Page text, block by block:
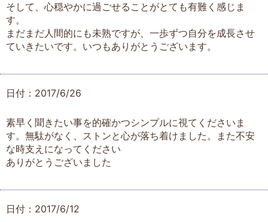
そして、心穏やかに過ごせることがとても有難く感じま
す。
まだまだ人間的にも未熟ですが、一歩ずつ自分を成長させ
ていきたいです。いつもありがとうございます。
日付：2017/6/26
素早く聞きたい事を的確かつシンプルに視てくださいま
す。無駄がなく、ストンと心が落ち着けました。また不安
な時支えになってください
ありがとうございました
日付：2017/6/12